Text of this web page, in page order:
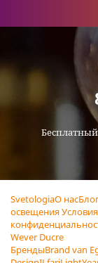
SvetologiaО нас
освещения
Wever Ducre
БрендыBrand van